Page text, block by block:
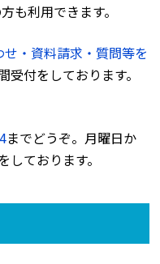
も利用できます。
・資料請求・質問等を
受付をしております。
までどうぞ。月曜日か
ております。